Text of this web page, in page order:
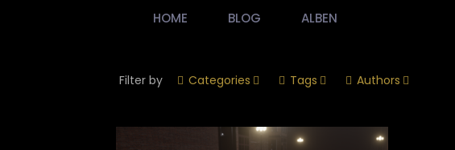
HOME BLOG ALBEN
Filter by Categories Tags Authors